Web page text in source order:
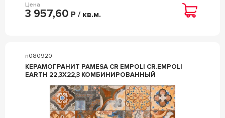
Цена
3 957,60 Р / кв.м.
n080920
КЕРАМОГРАНИТ PAMESA CR EMPOLI CR.EMPOLI
EARTH 22,3X22,3 КОМБИНИРОВАННЫЙ